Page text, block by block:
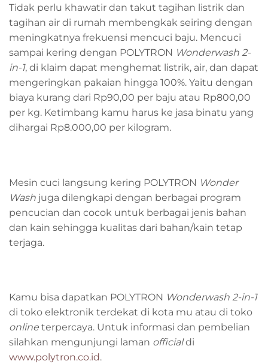
Tidak perlu khawatir dan takut tagihan listrik dan
tagihan air di rumah membengkak seiring dengan
meningkatnya frekuensi mencuci baju. Mencuci
sampai kering dengan POLYTRON Wonderwash 2-
in-1, di klaim dapat menghemat listrik, air, dan dapat
mengeringkan pakaian hingga 100%. Yaitu dengan
biaya kurang dari Rp90,00 per baju atau Rp800,00
per kg. Ketimbang kamu harus ke jasa binatu yang
dihargai Rp8.000,00 per kilogram.
Mesin cuci langsung kering POLYTRON Wonder
Wash juga dilengkapi dengan berbagai program
pencucian dan cocok untuk berbagai jenis bahan
dan kain sehingga kualitas dari bahan/kain tetap
terjaga.
Kamu bisa dapatkan POLYTRON Wonderwash 2-in-1
di toko elektronik terdekat di kota mu atau di toko
online terpercaya. Untuk informasi dan pembelian
silahkan mengunjungi laman officialdi
www.polytron.co.id.